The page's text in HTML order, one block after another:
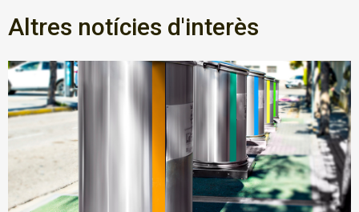
Altres notícies d'interès